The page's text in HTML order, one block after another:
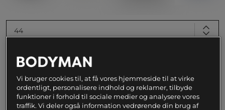
44
Gratis fragt over 199
Gratis
retur
14 dages
fortrydelsesret
Vi bruger cookies til, at få vores hjemmeside til at virke
ordentligt, personalisere indhold og reklamer, tilbyde
funktioner i forhold til sociale medier og analysere vores
traffik. Vi deler også information vedrørende din brug af